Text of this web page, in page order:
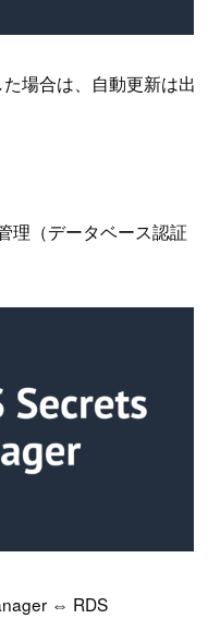
場合は、自動更新は出
理（データベース認証
⇔ RDS